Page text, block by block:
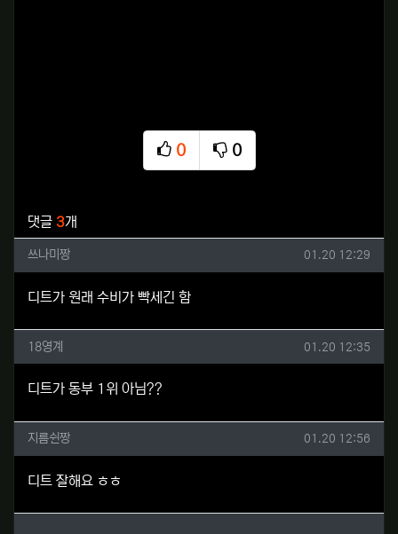
0
추천
0
비추천
댓글 3개
쓰나미짱님의 댓글
쓰나미짱 작성일
01.20 12:29
디트가 원래 수비가 빡세긴 함
18영계님의 댓글
18영계 작성일
01.20 12:35
디트가 동부 1위 아님??
지름쉰짱님의 댓글
지름쉰짱 작성일
01.20 12:56
디트 잘해요 ㅎㅎ